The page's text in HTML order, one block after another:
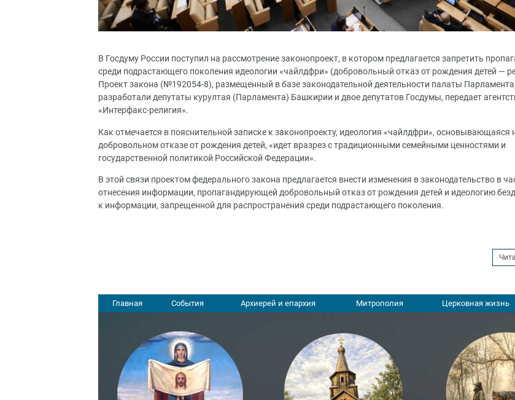
В Госдуму России поступил на рассмотрение законопроект, в котором предлагается запретить
среди подрастающего поколения идеологии «чайлдфри» (добровольный отказ от рождения детей —
Проект закона (№192054-8), размещенный в базе законодательной деятельности палаты Парламента,
разработали депутаты курултая (Парламента) Башкирии и двое депутатов Госдумы, передает
«Интерфакс-религия».
Как отмечается в пояснительной записке к законопроекту, идеология «чайлдфри», основывающаяся
добровольном отказе от рождения детей, «идет вразрез с традиционными семейными ценностями и
государственной политикой Российской Федерации».
В этой связи проектом федерального закона предлагается внести изменения в законодательство в
отнесения информации, пропагандирующей добровольный отказ от рождения детей и идеологию
к информации, запрещенной для распространения среди подрастающего поколения.
Главная События Архиерей и епархия Митрополия Церковная жизнь